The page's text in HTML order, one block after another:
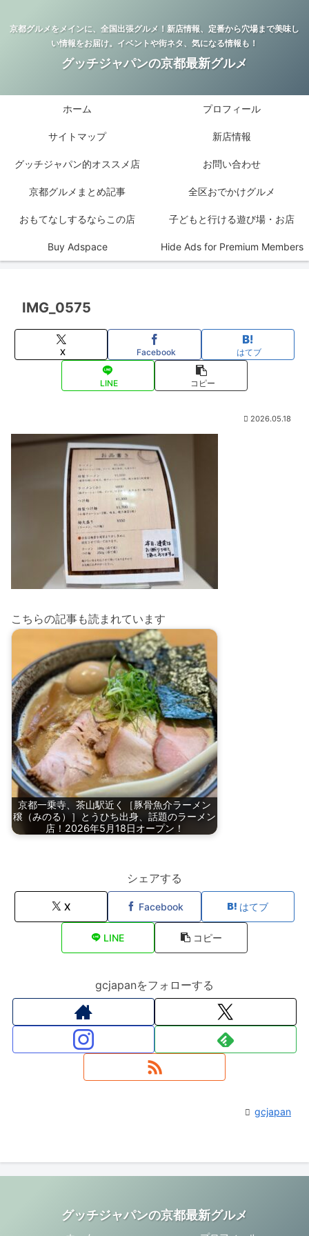
京都グルメをメインに、全国出張グルメ！新店情報、定番から穴場まで美味し
い情報をお届け。イベントや街ネタ、気になる情報も！
グッチジャパンの京都最新グルメ
ホーム プロフィール
サイトマップ 新店情報
グッチジャパン的オススメ店 お問い合わせ
京都グルメまとめ記事 全区おでかけグルメ
おもてなしするならこの店 子どもと行ける遊び場・お店
Buy Adspace Hide Ads for Premium Members
IMG_0575
X Facebook はてブ
LINE コピー
2026.05.18
こちらの記事も読まれています
京都一乗寺、茶山駅近く［豚骨魚介ラーメン
穣（みのる）］とうひち出身、話題のラーメン
店！2026年5月18日オープン！
シェアする
X Facebook はてブ
LINE コピー
gcjapanをフォローする
gcjapan
グッチジャパンの京都最新グルメ